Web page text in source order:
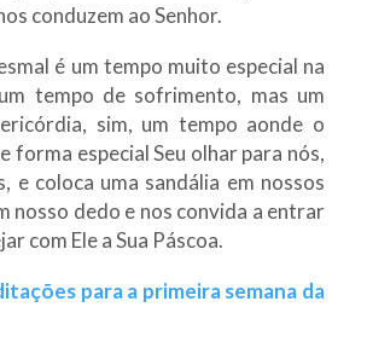
conduzem ao Senhor.
é um tempo muito especial na
tempo de sofrimento, mas um
sim, um tempo aonde o
forma especial Seu olhar para nós,
e coloca uma sandália em nossos
nosso dedo e nos convida a entrar
com Ele a Sua Páscoa.
para a primeira semana da